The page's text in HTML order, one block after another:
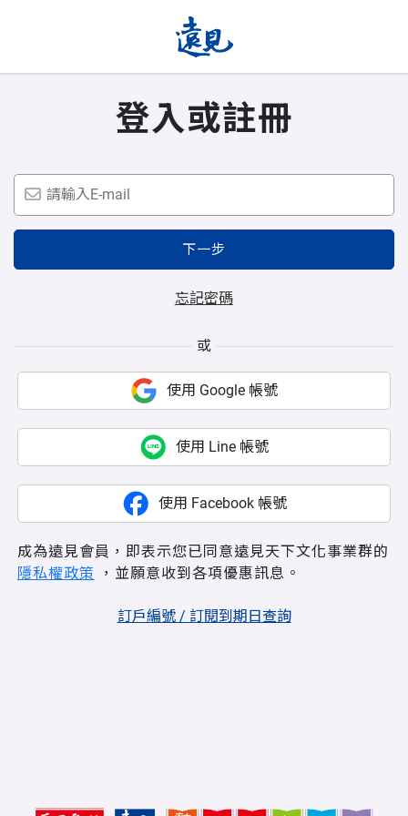
登入或註冊
下一步
忘記密碼
或
使用 Google 帳號
使用 Line 帳號
使用 Facebook 帳號
成為遠見會員，即表示您已同意遠見天下文化事業群的
隱私權政策 ，並願意收到各項優惠訊息。
訂戶編號 / 訂閱到期日查詢